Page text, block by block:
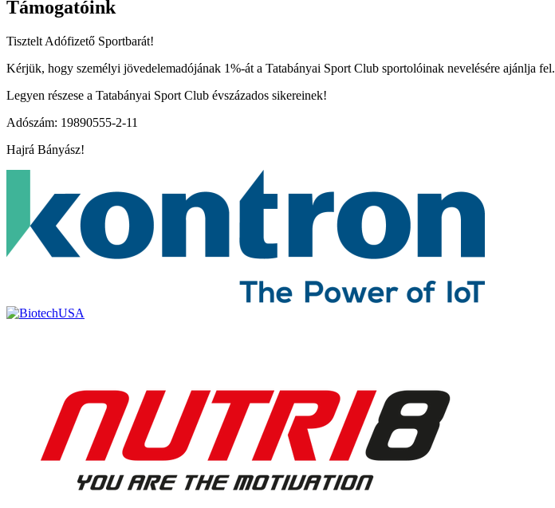
Támogatóink
Tisztelt Adófizető Sportbarát!
Kérjük, hogy személyi jövedelemadójának 1%-át a Tatabányai Sport Club sportolóinak nevelésére ajánlja fel.
Legyen részese a Tatabányai Sport Club évszázados sikereinek!
Adószám: 19890555-2-11
Hajrá Bányász!